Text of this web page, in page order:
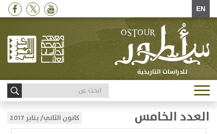
EN
للدراسات التاريخية
Toggle
navigation
العدد الخامس كانون الثاني/ يناير 2017